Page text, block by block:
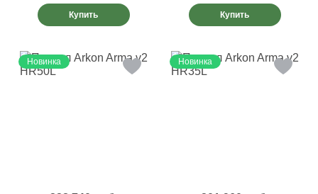
Купить Купить
Новинка Новинка